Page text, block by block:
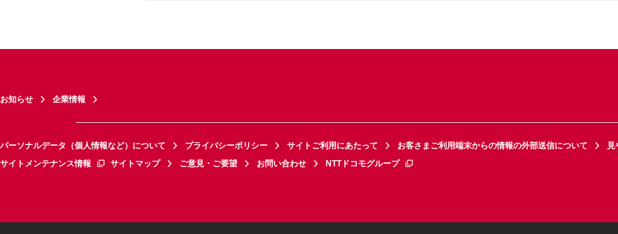
お知らせ 企業情報
パーソナルデータ（個人情報など）について プライバシーポリシー サイトご利用にあたって お客さまご利用端末からの情報の外部送信について
見
サイトメンテナンス情報
サイトマップ ご意見・ご要望 お問い合わせ NTTドコモグループ